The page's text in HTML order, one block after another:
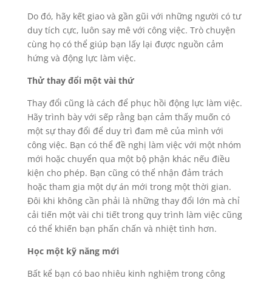
Do đó, hãy kết giao và gần gũi với những người có tư
duy tích cực, luôn say mê với công việc. Trò chuyện
cùng họ có thể giúp bạn lấy lại được nguồn cảm
hứng và động lực làm việc.
Thử thay đổi một vài thứ
Thay đổi cũng là cách để phục hồi động lực làm việc.
Hãy trình bày với sếp rằng bạn cảm thấy muốn có
một sự thay đổi để duy trì đam mê của mình với
công việc. Bạn có thể đề nghị làm việc với một nhóm
mới hoặc chuyển qua một bộ phận khác nếu điều
kiện cho phép. Bạn cũng có thể nhận đảm trách
hoặc tham gia một dự án mới trong một thời gian.
Đôi khi không cần phải là những thay đổi lớn mà chỉ
cải tiến một vài chi tiết trong quy trình làm việc cũng
có thể khiến bạn phấn chấn và nhiệt tình hơn.
Học một kỹ năng mới
Bất kể bạn có bao nhiêu kinh nghiệm trong công